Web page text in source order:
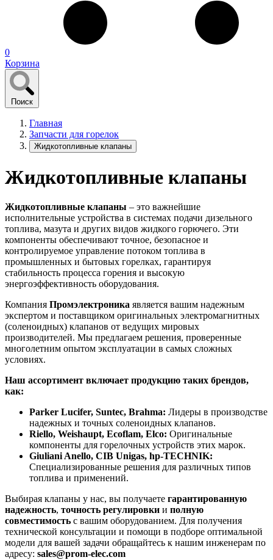
0
Корзина
Поиск
Главная
Запчасти для горелок
Жидкотопливные клапаны
Жидкотопливные клапаны
Жидкотопливные клапаны – это важнейшие
исполнительные устройства в системах подачи дизельного
топлива, мазута и других видов жидкого горючего. Эти
компоненты обеспечивают точное, безопасное и
контролируемое управление потоком топлива в
промышленных и бытовых горелках, гарантируя
стабильность процесса горения и высокую
энергоэффективность оборудования.
Компания Промэлектроника является вашим надежным
экспертом и поставщиком оригинальных электромагнитных
(соленоидных) клапанов от ведущих мировых
производителей. Мы предлагаем решения, проверенные
многолетним опытом эксплуатации в самых сложных
условиях.
Наш ассортимент включает продукцию таких брендов,
как:
Parker Lucifer, Suntec, Brahma: Лидеры в производстве
надежных и точных соленоидных клапанов.
Riello, Weishaupt, Ecoflam, Elco: Оригинальные
компоненты для горелочных устройств этих марок.
Giuliani Anello, CIB Unigas, hp-TECHNIK:
Специализированные решения для различных типов
топлива и применений.
Выбирая клапаны у нас, вы получаете гарантированную
надежность, точность регулировки и полную
совместимость с вашим оборудованием. Для получения
технической консультации и помощи в подборе оптимальной
модели для вашей задачи обращайтесь к нашим инженерам по
адресу: sales@prom-elec.com